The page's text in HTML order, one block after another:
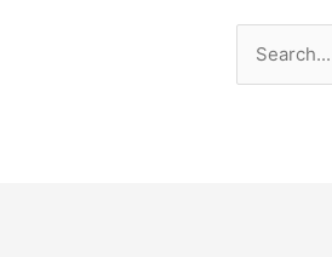
Suchen
nach: